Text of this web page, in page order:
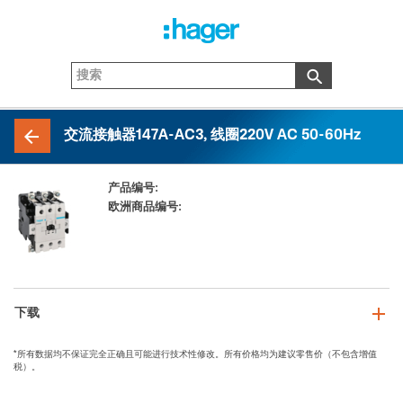
交流接触器147A-AC3, 线圈220V AC 50-60Hz
产品编号:
EW150_C
欧洲商品编号:
3250612237500
下载
*所有数据均不保证完全正确且可能进行技术性修改。所有价格均为建议零售价（不包含增值
税）。